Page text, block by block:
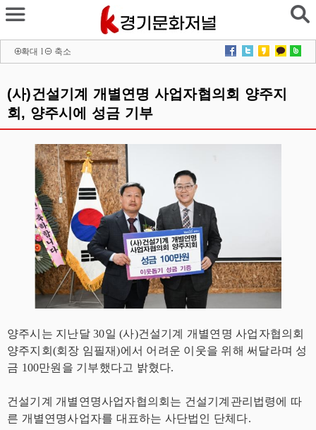
확대 l 축소
(사)건설기계 개별연명 사업자협의회 양주지
회, 양주시에 성금 기부
양주시는 지난달 30일 (사)건설기계 개별연명 사업자협의회
양주지회(회장 임필재)에서 어려운 이웃을 위해 써달라며 성
금 100만원을 기부했다고 밝혔다.
건설기계 개별연명사업자협의회는 건설기계관리법령에 따
른 개별연명사업자를 대표하는 사단법인 단체다.